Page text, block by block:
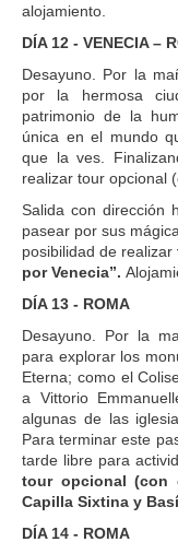
alojamiento.
DÍA 12 - VENECIA –
Desayuno. Por la
por la hermosa
patrimonio de la
única en el mundo
que la ves.
realizar tour opcional
Salida con dirección
pasear por sus
posibilidad de realizar
por Venecia”.
DÍA 13 - ROMA
Desayuno. Por la
para explorar los
Eterna; como el
a Vittorio
algunas de las
Para terminar este
tarde libre para
tour opcional (con
Capilla Sixtina y
DÍA 14 - ROMA